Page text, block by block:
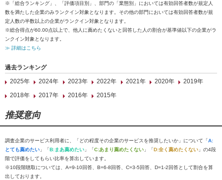
※「総合ランキング」、「評価項目別」、部門の「業態別」においては有効回答者数が規定人
数を満たした企業のみランクイン対象となります。その他の部門においては有効回答者数が規
定人数の半数以上の企業がランクイン対象となります。
※総合得点が60.00点以上で、他人に薦めたくないと回答した人の割合が基準値以下の企業がラ
ンクイン対象となります。
≫ 詳細はこちら
過去ランキング
2025年
2024年 2023年 2022年 2021年 2020年
2019年
2018年
2017年 2016年 2015年
推奨意向
調査企業のサービス利用者に、「どの程度その企業のサービスを推奨したいか」について「A:
とても薦めたい 」「B:まあ薦めたい 」「C:あまり薦めたくない 」「D:全く薦めたくない 」の4段
階で評価をしてもらい比率を算出しています。
※10段階聴取については、A=9-10回答、B=6-8回答、C=3-5回答、D=1-2回答として割合を算
出しております。